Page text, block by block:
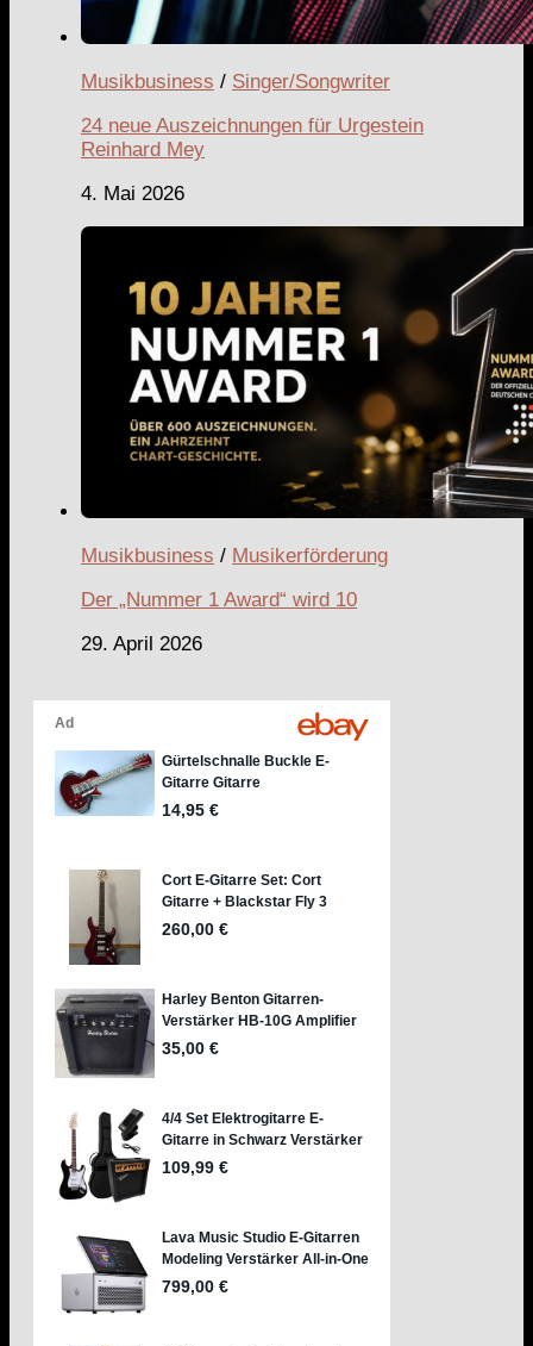
Musikbusiness / Singer/Songwriter
24 neue Auszeichnungen für Urgestein
Reinhard Mey
4. Mai 2026
Musikbusiness / Musikerförderung
Der „Nummer 1 Award“ wird 10
29. April 2026